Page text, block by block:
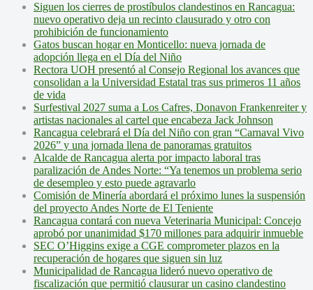
Siguen los cierres de prostíbulos clandestinos en Rancagua:
nuevo operativo deja un recinto clausurado y otro con
prohibición de funcionamiento
Gatos buscan hogar en Monticello: nueva jornada de
adopción llega en el Día del Niño
Rectora UOH presentó al Consejo Regional los avances que
consolidan a la Universidad Estatal tras sus primeros 11 años
de vida
Surfestival 2027 suma a Los Cafres, Donavon Frankenreiter y
artistas nacionales al cartel que encabeza Jack Johnson
Rancagua celebrará el Día del Niño con gran “Carnaval Vivo
2026” y una jornada llena de panoramas gratuitos
Alcalde de Rancagua alerta por impacto laboral tras
paralización de Andes Norte: “Ya tenemos un problema serio
de desempleo y esto puede agravarlo
Comisión de Minería abordará el próximo lunes la suspensión
del proyecto Andes Norte de El Teniente
Rancagua contará con nueva Veterinaria Municipal: Concejo
aprobó por unanimidad $170 millones para adquirir inmueble
SEC O’Higgins exige a CGE comprometer plazos en la
recuperación de hogares que siguen sin luz
Municipalidad de Rancagua lideró nuevo operativo de
fiscalización que permitió clausurar un casino clandestino